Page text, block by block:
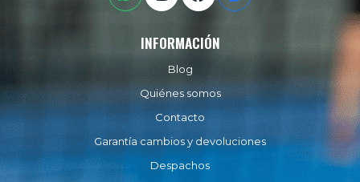
INFORMACIÓN
Blog
Quiénes somos
Contacto
Garantía cambios y devoluciones
Despachos